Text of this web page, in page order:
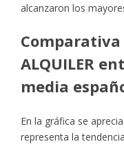
alcanzaron los
ALQUILER
media
En la gráfica se
representa la